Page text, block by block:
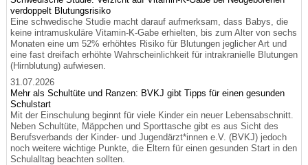
verdoppelt Blutungsrisiko
Eine schwedische Studie macht darauf aufmerksam, dass Babys, die
keine intramuskuläre Vitamin-K-Gabe erhielten, bis zum Alter von sechs
Monaten eine um 52% erhöhtes Risiko für Blutungen jeglicher Art und
eine fast dreifach erhöhte Wahrscheinlichkeit für intrakranielle Blutungen
(Hirnblutung) aufwiesen.
31.07.2026
Mehr als Schultüte und Ranzen: BVKJ gibt Tipps für einen gesunden
Schulstart
Mit der Einschulung beginnt für viele Kinder ein neuer Lebensabschnitt.
Neben Schultüte, Mäppchen und Sporttasche gibt es aus Sicht des
Berufsverbands der Kinder- und Jugendärzt*innen e.V. (BVKJ) jedoch
noch weitere wichtige Punkte, die Eltern für einen gesunden Start in den
Schulalltag beachten sollten.